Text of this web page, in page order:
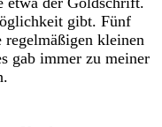
gibt. Fünf
regelmäßigen kleinen
gab immer zu meiner